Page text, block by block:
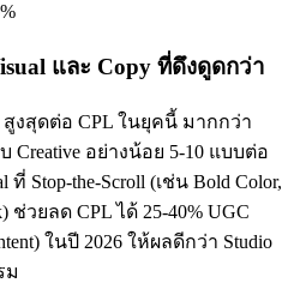
และ Copy ที่ดึงดูดกว่า
สูงสุดต่อ CPL ในยุคนี้ มากกว่า
Creative อย่างน้อย 5-10 แบบต่อ
Stop-the-Scroll (เช่น Bold Color,
ช่วยลด CPL ได้ 25-40% UGC
ในปี 2026 ให้ผลดีกว่า Studio
ม